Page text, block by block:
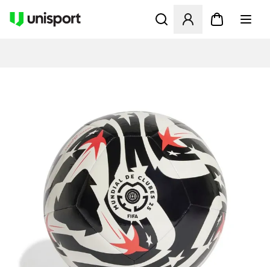
Opent een venster om in